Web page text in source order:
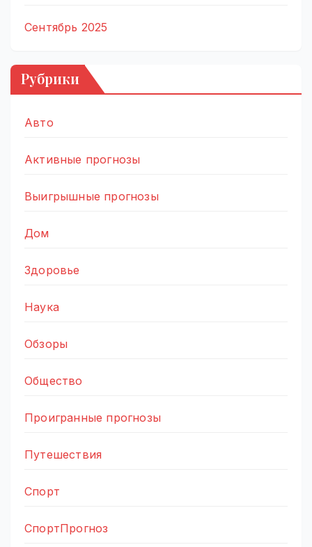
Сентябрь 2025
Рубрики
Авто
Активные прогнозы
Выигрышные прогнозы
Дом
Здоровье
Наука
Обзоры
Общество
Проигранные прогнозы
Путешествия
Спорт
СпортПрогноз